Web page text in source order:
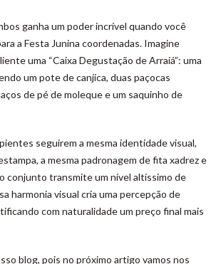
ganha um poder incrível quando você
a Festa Junina coordenadas. Imagine
uma “Caixa Degustação de Arraiá”: uma
um pote de canjica, duas paçocas
de pé de moleque e um saquinho de
seguirem a mesma identidade visual,
a mesma padronagem de fita xadrez e
conjunto transmite um nível altíssimo de
harmonia visual cria uma percepção de
com naturalidade um preço final mais
blog, pois no próximo artigo vamos nos